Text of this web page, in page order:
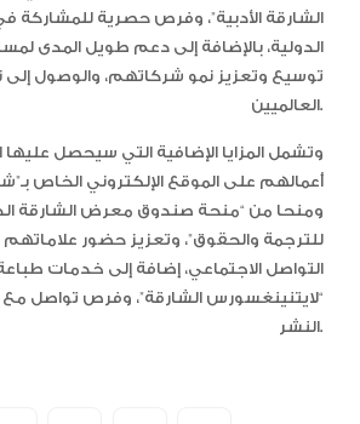
الشارقة الأدبية”، وفرص حصرية
الدولية، بالإضافة إلى دعم طويل المدى
توسيع وتعزيز نمو شركاتهم، والوصول
العالميين.
وتشمل المزايا الإضافية التي سيحصل عليها
أعمالهم على الموقع الإلكتروني الخاص
ومنحا من “منحة صندوق معرض الشارقة
للترجمة والحقوق”، وتعزيز حضور
التواصل الاجتماعي، إضافة إلى خدمات
“لايتنينغسورس الشارقة”، وفرص تواصل مع
النشر.